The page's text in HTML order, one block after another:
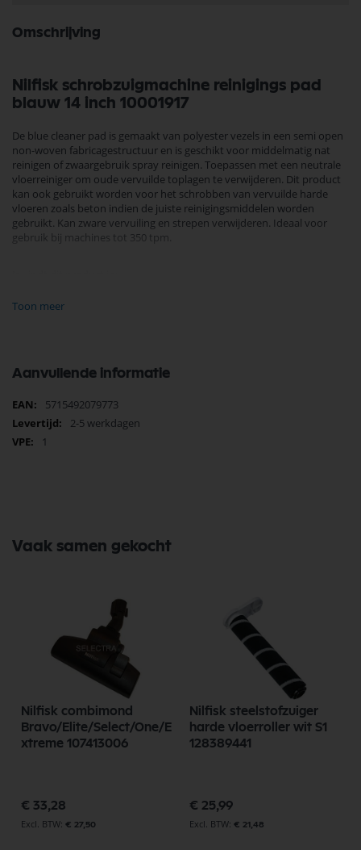
Omschrijving
Nilfisk schrobzuigmachine reinigings pad
blauw 14 inch 10001917
De blue cleaner pad is gemaakt van polyester vezels in een semi open
non-woven fabricagestructuur en is geschikt voor middelmatig nat
reinigen of zwaargebruik spray reinigen. Toepassen met een neutrale
vloerreiniger om oude vervuilde toplagen te verwijderen. Dit product
kan ook gebruikt worden voor het schrobben van vervuilde harde
vloeren zoals beton indien de juiste reinigingsmiddelen worden
gebruikt. Kan zware vervuiling en strepen verwijderen. Ideaal voor
gebruik bij machines tot 350 tpm.
Nilfisk Schrobmachine Onderdelen
oplossingen voor diverse toepassingen. Bij Selectra Hengelo vindt u
de kwaliteit en betrouwbaarheid van Nilfisk Onderdelen vandaag nog
en bestel eenvoudig online.
Bekijk meer Nilfisk Onderdelen
Toon meer
Aanvullende informatie
Meer
informatie
5715492079773
2-5 werkdagen
1
Vaak samen gekocht
Nilfisk combimond
Bravo/Elite/Select/One/E
xtreme 107413006
€ 33,28
€ 27,50
Nilfisk steelstofzuiger
harde vloerroller wit S1
128389441
€ 25,99
€ 21,48